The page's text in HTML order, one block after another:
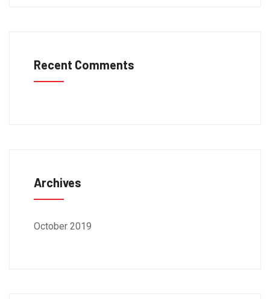
Recent Comments
Archives
October 2019